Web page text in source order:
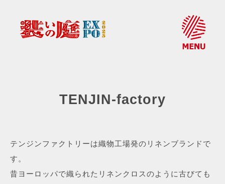
TENJIN-factory
テンジンファクトリーは織物工場発のリネンブランドで
す。
昔ヨーロッパで織られたリネンクロスのように古びても